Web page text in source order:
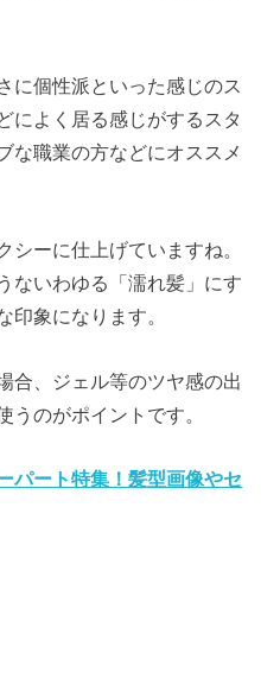
に個性派といった感じのス
によく居る感じがするスタ
な職業の方などにオススメ
シーに仕上げていますね。
ないわゆる「濡れ髪」にす
印象になります。
合、ジェル等のツヤ感の出
うのがポイントです。
パート特集！髪型画像やセ